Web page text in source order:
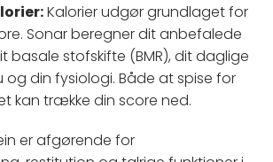
Kalorier udgør grundlaget for
Sonar beregner dit anbefalede
basale stofskifte (BMR), dit daglige
og din fysiologi. Både at spise for
kan trække din score ned.
er afgørende for